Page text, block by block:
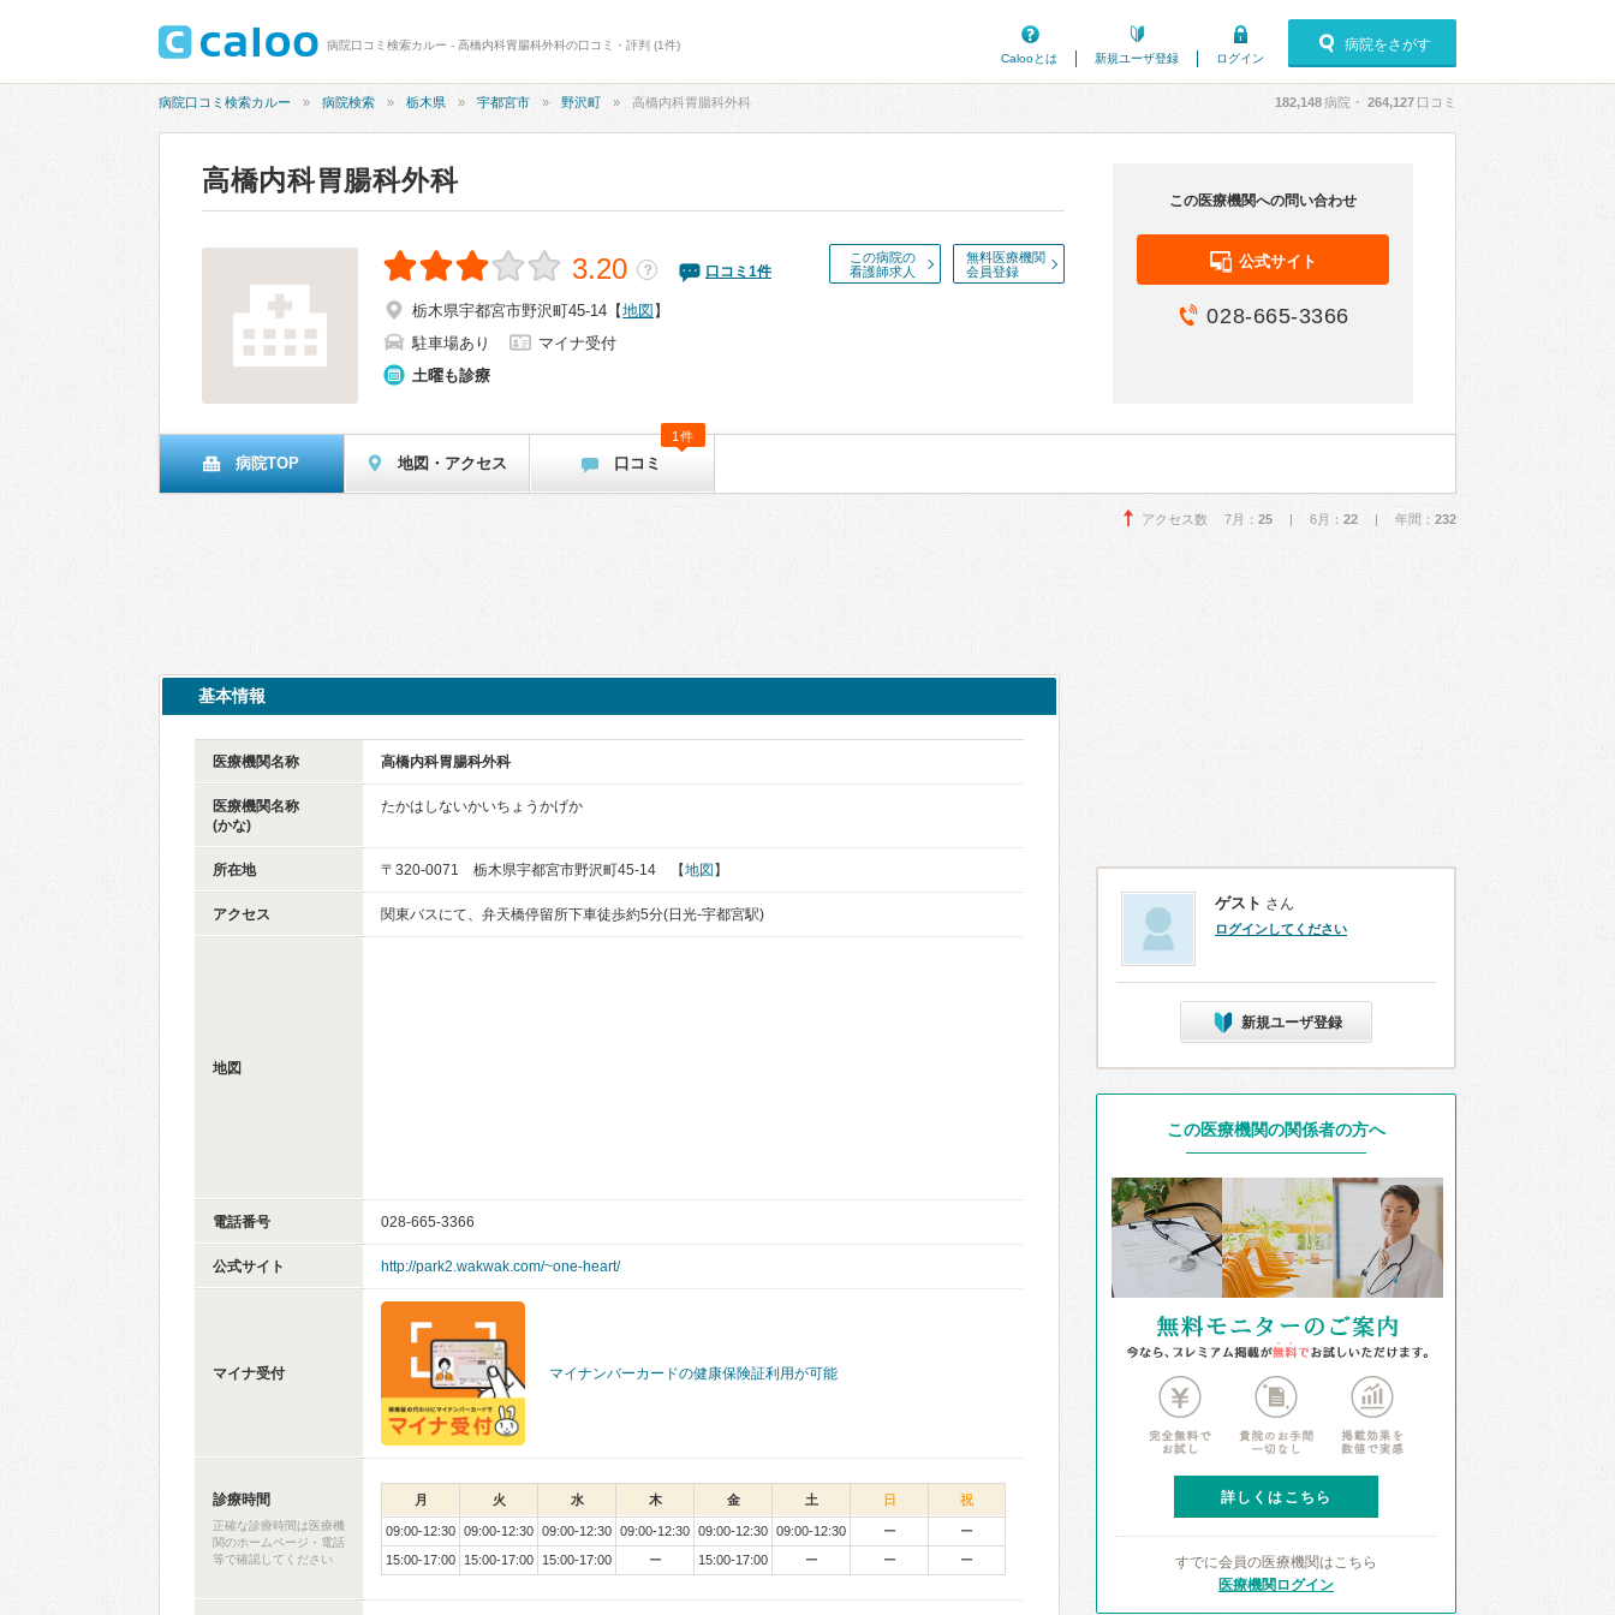
病院口コミ検索カルー - 高橋内科胃腸科外科の口コミ・評判 (1件)
Calooとは
新規ユーザ登録 ログイン
病院をさがす
病院口コミ検索カルー 病院検索 栃木県 宇都宮市 野沢町 高橋内科胃腸科外科 182,148病院・ 264,127 口コミ
高橋内科胃腸科外科
この病院の
看護師求人
無料医療機関
会員登録
3.20 ？ 口コミ 1件
栃木県宇都宮市野沢町45-14 【地図 】
駐車場あり
マイナ受付
土曜も診療
この医療機関への問い合わせ
公式サイト
028-665-3366
病院TOP 地図・アクセス 口コミ
1件
アクセス数 7月： 25 | 6月： 22 | 年間： 232
基本情報
医療機関名称 高橋内科胃腸科外科
医療機関名称
(かな)
たかはしないかいちょうかげか
所在地 〒320-0071 栃木県宇都宮市野沢町45-14 【地図 】
アクセス 関東バスにて、弁天橋停留所下車徒歩約5分(日光-宇都宮駅)
地図
電話番号 028-665-3366
公式サイト http://park2.wakwak.com/~one-heart/
マイナ受付 マイナンバーカードの健康保険証利用が可能
診療時間
正確な診療時間は医療機
関のホームページ・電話
等で確認してください
月 火 水 木 金 土 日 祝
09:00-12:30 09:00-12:30 09:00-12:30 09:00-12:30 09:00-12:30 09:00-12:30 ー
ー
15:00-17:00
15:00-17:00 15:00-17:00 ー 15:00-17:00 ー ー ー
ゲスト さん
ログインしてください
新規ユーザ登録
この医療機関の関係者の方へ
詳しくはこちら
すでに会員の医療機関はこちら
医療機関ログイン